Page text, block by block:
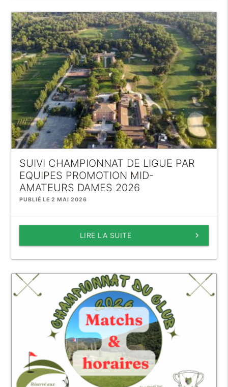
SUIVI CHAMPIONNAT DE LIGUE PAR
EQUIPES PROMOTION MID-
AMATEURS DAMES 2026
PUBLIÉ LE 2 MAI 2026
keyboard_arrow_right
LIRE LA SUITE